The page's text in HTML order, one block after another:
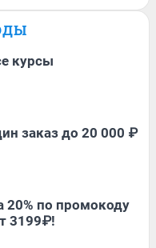
курсы
заказ до 20 000 ₽
20% по промокоду
3199₽!